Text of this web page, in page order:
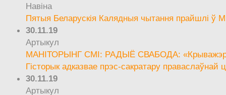
Навіна
Пятыя Беларускія Калядныя чытання прайшлі ў
30.11.19
Артыкул
МАНІТОРЫНГ СМІ: РАДЫЁ СВАБОДА:
Гісторык адказвае прэс-сакратару праваслаўнай
30.11.19
Артыкул